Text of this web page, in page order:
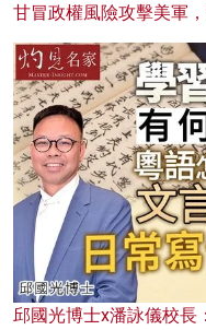
甘冒政權風險攻擊美軍
邱國光博士x潘詠儀校長